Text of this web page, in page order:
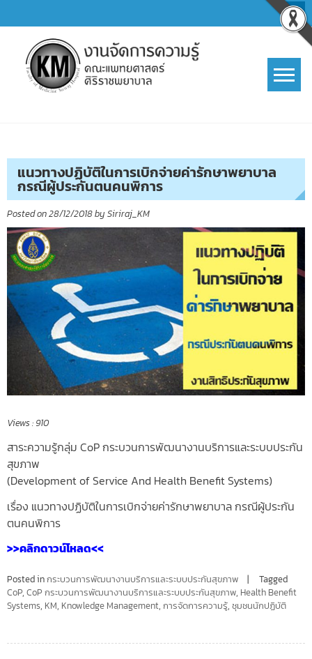
to
content
แนวทางปฏิบัติในการเบิกจ่ายค่ารักษาพยาบาล
กรณีผู้ประกันตนคนพิการ
Posted on28/12/2018by Siriraj_KM
Views : 910
สาระความรู้กลุ่ม CoP กระบวนการพัฒนางานบริการและระบบประกัน
สุขภาพ
(Development of Service And Health Benefit Systems)
เรื่อง แนวทางปฏิบัติในการเบิกจ่ายค่ารักษาพยาบาล กรณีผู้ประกัน
ตนคนพิการ
>>คลิกดาวน์โหลด<<
Posted inกระบวนการพัฒนางานบริการและระบบประกันสุขภาพ
Tagged
CoP, CoP กระบวนการพัฒนางานบริการและระบบประกันสุขภาพ, Health Benefit
Systems, KM, Knowledge Management, การจัดการความรู้, ชุมชนนักปฏิบัติ